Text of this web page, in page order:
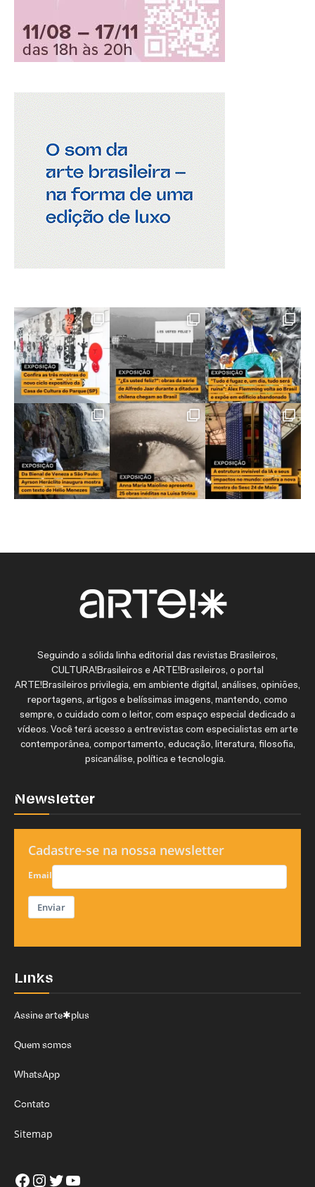
Seguindo a sólida linha editorial das revistas Brasileiros,
CULTURA!Brasileiros e ARTE!Brasileiros, o portal
ARTE!Brasileiros privilegia, em ambiente digital, análises, opiniões,
reportagens, artigos e belíssimas imagens, mantendo, como
sempre, o cuidado com o leitor, com espaço especial dedicado a
vídeos. Você terá acesso a entrevistas com especialistas em arte
contemporânea, comportamento, educação, literatura, filosofia,
psicanálise, política e tecnologia.
Newsletter
Cadastre-se na nossa newsletter
Email
Enviar
Links
Assine arte✱plus
Quem somos
WhatsApp
Contato
Sitemap
Facebook
Instagram
Twitter
Youtube